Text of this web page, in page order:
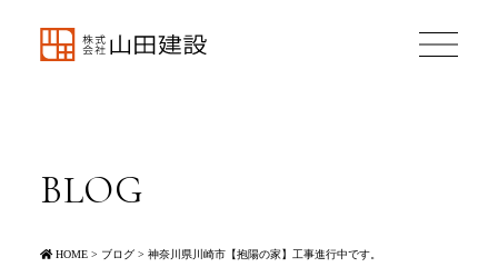
BLOG
HOME> ブログ> 神奈川県川崎市【抱陽の家】工事進行中です。